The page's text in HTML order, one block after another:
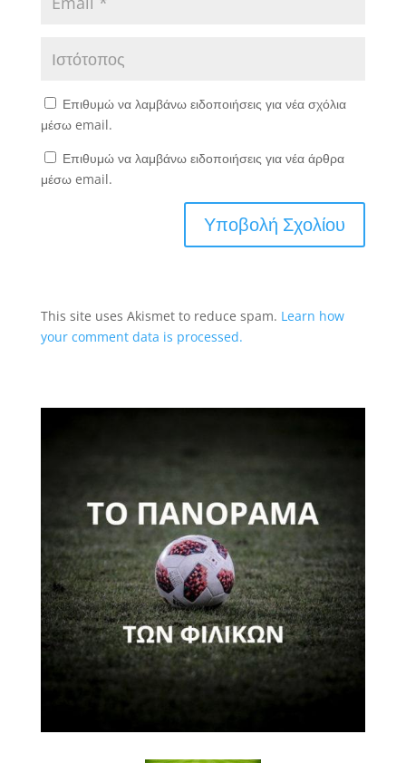
Επιθυμώ να λαμβάνω ειδοποιήσεις για νέα σχόλια
μέσω email.
Επιθυμώ να λαμβάνω ειδοποιήσεις για νέα άρθρα
μέσω email.
This site uses Akismet to reduce spam. Learn how
your comment data is processed.